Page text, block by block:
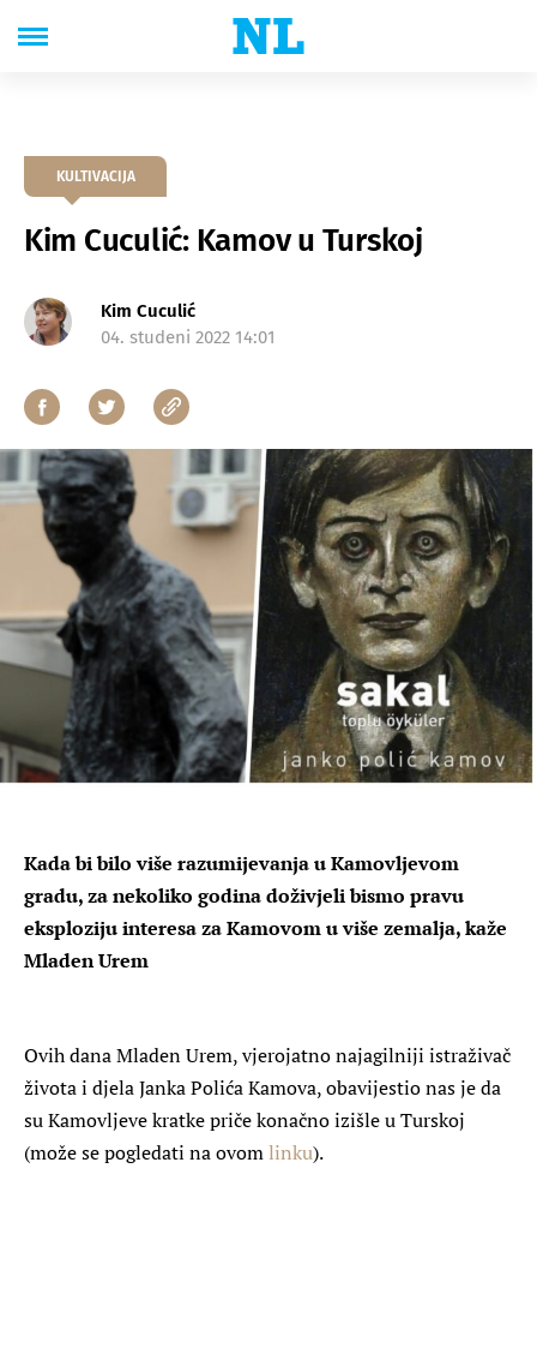
KULTIVACIJA
Kim Cuculić: Kamov u Turskoj
Kim Cuculić
04. studeni 2022 14:01
Kada bi bilo više razumijevanja u Kamovljevom
gradu, za nekoliko godina doživjeli bismo pravu
eksploziju interesa za Kamovom u više zemalja, kaže
Mladen Urem
Ovih dana Mladen Urem, vjerojatno najagilniji istraživač
života i djela Janka Polića Kamova, obavijestio nas je da
su Kamovljeve kratke priče konačno izišle u Turskoj
(može se pogledati na ovomlinku).